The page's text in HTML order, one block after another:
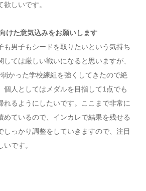
しいです。
けた意気込みをお願いします
も男子もシードを取りたいという気持ち
しては厳しい戦いになると思いますが、
かった学校練組を強くしてきたので絶
個人としてはメダルを目指して1点でも
れるようにしたいです。ここまで非常に
めているので、インカレで結果を残せる
しっかり調整をしていきますので、注目
です。